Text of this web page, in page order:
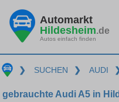
Automarkt
Hildesheim.de
Autos einfach finden
❯ SUCHEN ❯ AUDI
gebrauchte Audi A5 in